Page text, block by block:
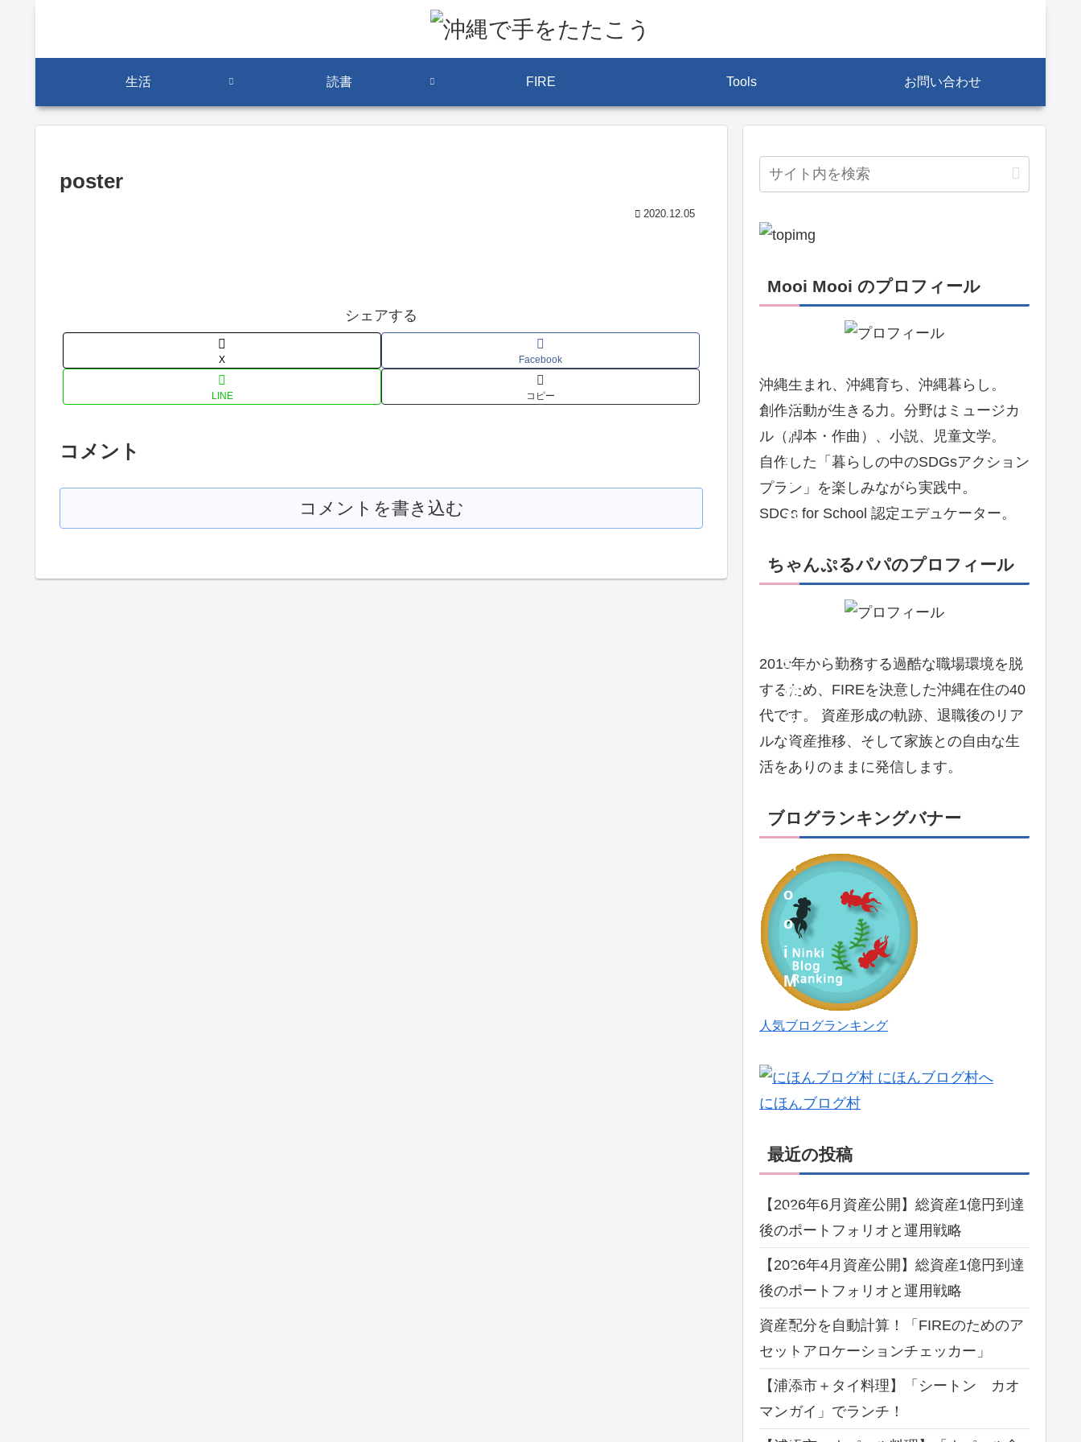
生活 読書 FIRE Tools お問い合わせ
poster
2020.12.05
シェアする
X Facebook
LINE コピー
コメント
コメントを書き込む
創
の
あ
れ
こ
れ
S
s
の
あ
れ
こ
れ
。
M
o
o
i
M
（
ー
モ
ー
イ
）
ち
ゃ
ん
ぷ
Mooi Mooi のプロフィール
沖縄生まれ、沖縄育ち、沖縄暮らし。
創作活動が生きる力。分野はミュージカ
ル（脚本・作曲）、小説、児童文学。
自作した「暮らしの中のSDGsアクション
プラン」を楽しみながら実践中。
SDGs for School 認定エデュケーター。
ちゃんぷるパパのプロフィール
2010年から勤務する過酷な職場環境を脱
するため、FIREを決意した沖縄在住の40
代です。 資産形成の軌跡、退職後のリア
ルな資産推移、そして家族との自由な生
活をありのままに発信します。
ブログランキングバナー
人気ブログランキング
にほんブログ村
最近の投稿
【2026年6月資産公開】総資産1億円到達
後のポートフォリオと運用戦略
【2026年4月資産公開】総資産1億円到達
後のポートフォリオと運用戦略
資産配分を自動計算！「FIREのためのア
セットアロケーションチェッカー」
【浦添市＋タイ料理】「シートン カオ
マンガイ」でランチ！